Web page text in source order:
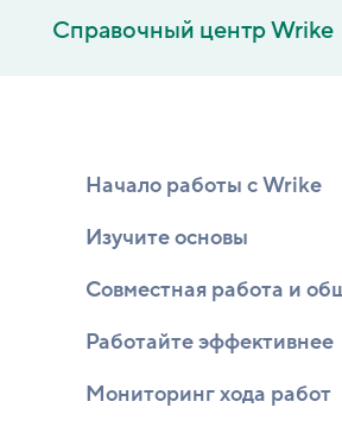
Справочный центр Wrike
Начало работы с Wrike
Изучите основы
Совместная работа и
Работайте эффективнее
Мониторинг хода работ